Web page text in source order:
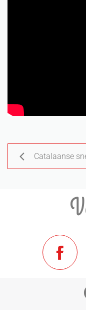
Catalaanse